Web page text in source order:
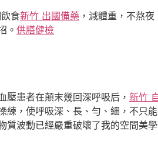
食新竹 出國備藥 ，減體重，不熬
。 供膳健檢
壓患者在顛末幾回深呼吸后， 新竹
練，使呼吸深、長、勻、細，不只
質波動已經嚴重破壞了我的空間美